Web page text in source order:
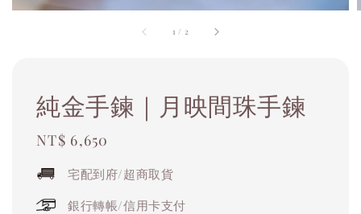
1 / 2
純金手鍊｜月映間珠手鍊
Regular
NT$ 6,650
宅配到府/超商取貨
銀行轉帳/信用卡支付